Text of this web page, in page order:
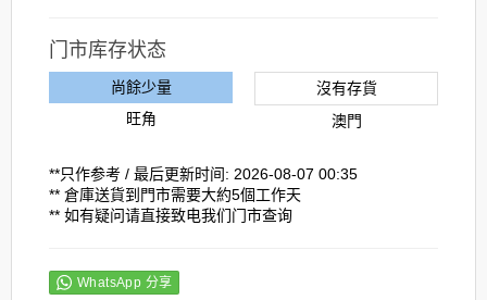
门市库存状态
尚餘少量
旺角
沒有存貨
澳門
**只作参考 / 最后更新时间: 2026-08-07 00:35
** 倉庫送貨到門市需要大約5個工作天
** 如有疑问请直接致电我们门市查询
WhatsApp 分享